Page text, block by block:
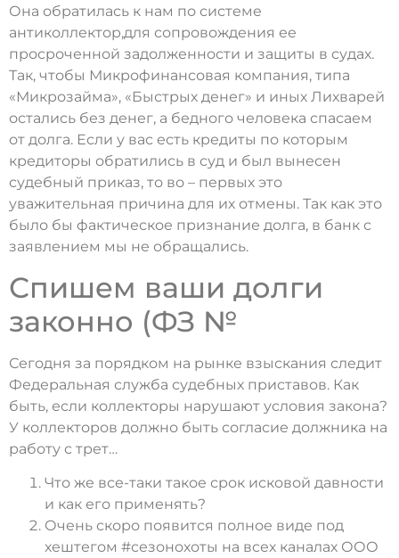
Она обратилась к нам по системе
антиколлектор,для сопровождения ее
просроченной задолженности и защиты в судах.
Так, чтобы Микрофинансовая компания, типа
«Микрозайма», «Быстрых денег» и иных Лихварей
остались без денег, а бедного человека спасаем
от долга. Если у вас есть кредиты по которым
кредиторы обратились в суд и был вынесен
судебный приказ, то во – первых это
уважительная причина для их отмены. Так как это
было бы фактическое признание долга, в банк с
заявлением мы не обращались.
Спишем ваши долги
законно (ФЗ №
Сегодня за порядком на рынке взыскания следит
Федеральная служба судебных приставов. Как
быть, если коллекторы нарушают условия закона?
У коллекторов должно быть согласие должника на
работу с трет…
Что же все-таки такое срок исковой давности
и как его применять?
Очень скоро появится полное виде под
хештегом #сезонохоты на всех каналах ООО